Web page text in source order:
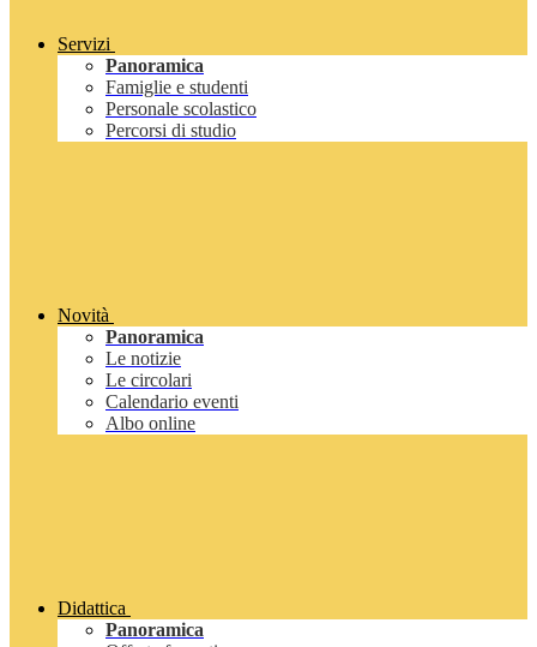
Servizi
Panoramica
Famiglie e studenti
Personale scolastico
Percorsi di studio
Novità
Panoramica
Le notizie
Le circolari
Calendario eventi
Albo online
Didattica
Panoramica